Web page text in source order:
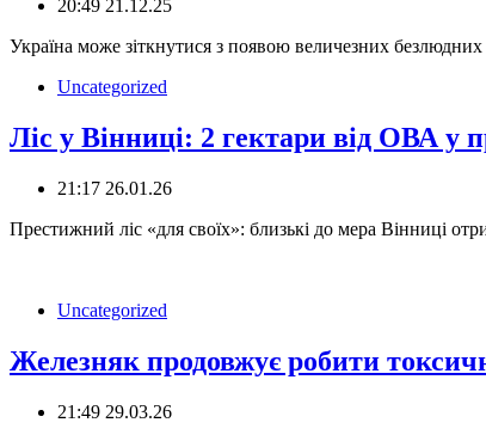
20:49 21.12.25
Україна може зіткнутися з появою величезних
Uncategorized
Ліс у Вінниці: 2 гектари від ОВА у
21:17 26.01.26
Престижний ліс «для своїх»: близькі до мера Вінниці
Uncategorized
Железняк продовжує робити
21:49 29.03.26